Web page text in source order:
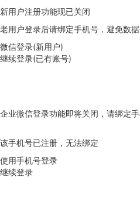
新用户注册功能现已关闭
老用户登录后请绑定手机号，避免数
微信登录(新用户)
继续登录(已有账号)
企业微信登录功能即将关闭，请绑定
该手机号已注册，无法绑定
使用手机号登录
继续登录